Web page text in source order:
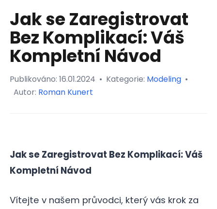
Jak se Zaregistrovat
Bez Komplikací: Váš
Kompletní Návod
Publikováno: 16.01.2024 • Kategorie: Modeling •
Autor: Roman Kunert
Jak se Zaregistrovat Bez Komplikací: Váš
Kompletní Návod
Vítejte v našem průvodci, který vás krok za